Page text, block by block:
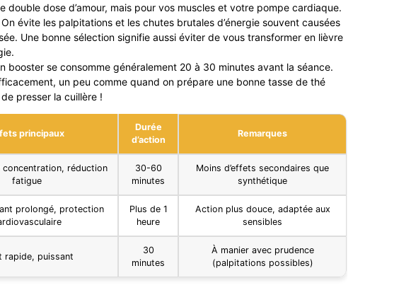
double dose d’amour, mais pour vos muscles et votre pompe cardiaque.
On évite les palpitations et les chutes brutales d’énergie souvent causées
Une bonne sélection signifie aussi éviter de vous transformer en lièvre
booster se consomme généralement 20 à 30 minutes avant la séance.
un peu comme quand on prépare une bonne tasse de thé
presser la cuillère !
principaux
Durée
d’action
Remarques
concentration, réduction
fatigue
30-60
minutes
Moins d’effets secondaires que
synthétique
prolongé, protection
Plus de 1
heure
Action plus douce, adaptée aux
sensibles
rapide, puissant
30
minutes
À manier avec prudence
(palpitations possibles)